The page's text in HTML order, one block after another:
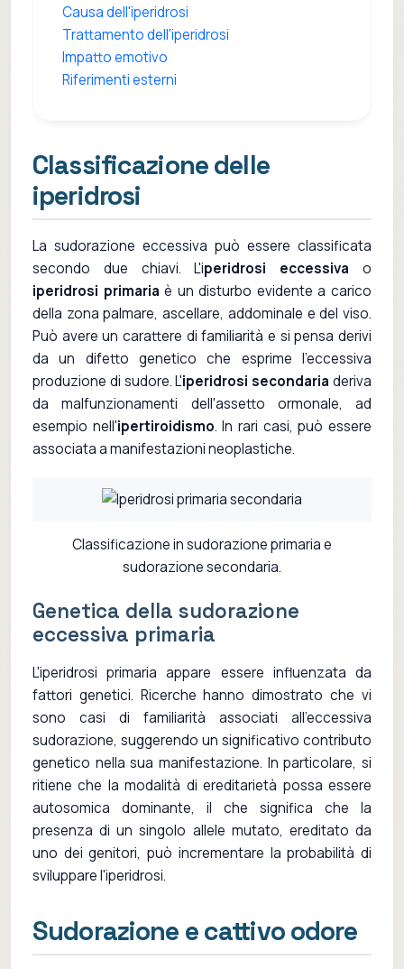
Causa dell'iperidrosi
Trattamento dell'iperidrosi
Impatto emotivo
Riferimenti esterni
Classificazione delle
iperidrosi
La sudorazione eccessiva può essere classificata
secondo due chiavi. L'iperidrosi eccessiva o
iperidrosi primaria è un disturbo evidente a carico
della zona palmare, ascellare, addominale e del viso.
Può avere un carattere di familiarità e si pensa derivi
da un difetto genetico che esprime l'eccessiva
produzione di sudore. L'iperidrosi secondaria deriva
da malfunzionamenti dell'assetto ormonale, ad
esempio nell'ipertiroidismo. In rari casi, può essere
associata a manifestazioni neoplastiche.
Classificazione in sudorazione primaria e
sudorazione secondaria.
Genetica della sudorazione
eccessiva primaria
L'iperidrosi primaria appare essere influenzata da
fattori genetici. Ricerche hanno dimostrato che vi
sono casi di familiarità associati all'eccessiva
sudorazione, suggerendo un significativo contributo
genetico nella sua manifestazione. In particolare, si
ritiene che la modalità di ereditarietà possa essere
autosomica dominante, il che significa che la
presenza di un singolo allele mutato, ereditato da
uno dei genitori, può incrementare la probabilità di
sviluppare l'iperidrosi.
Sudorazione e cattivo odore